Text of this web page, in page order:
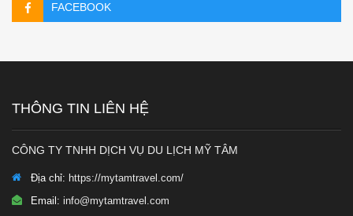
FACEBOOK
THÔNG TIN LIÊN HỆ
CÔNG TY TNHH DỊCH VỤ DU LỊCH MỸ TÂM
Địa chỉ: https://mytamtravel.com/
Email: info@mytamtravel.com